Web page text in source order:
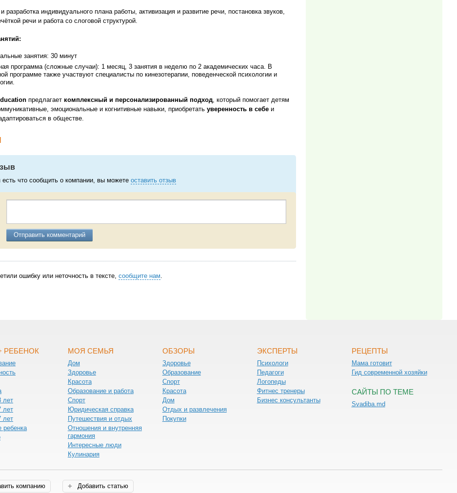
разработка индивидуального плана работы, активизация и развитие речи, постановка звуков,
речи и работа со слоговой структурой.
занятия: 30 минут
программа (сложные случаи): 1 месяц, 3 занятия в неделю по 2 академических часа. В
программе также участвуют специалисты по кинезотерапии, поведенческой психологии и
предлагает комплексный и персонализированный подход, который помогает детям
эмоциональные и когнитивные навыки, приобретать уверенность в себе и
в обществе.
есть что сообщить о компании, вы можете оставить отзыв
Отправить комментарий
ошибку или неточность в тексте, сообщите нам.
РЕБЕНОК
лет
лет
лет
ребенка
МОЯ СЕМЬЯ
Дом
Здоровье
Красота
Образование и работа
Спорт
Юридическая справка
Путешествия и отдых
Отношения и внутренняя
гармония
Интересные люди
Кулинария
ОБЗОРЫ
Здоровье
Образование
Спорт
Красота
Дом
Отдых и развлечения
Покупки
ЭКСПЕРТЫ
Психологи
Педагоги
Логопеды
Фитнес тренеры
Бизнес консультанты
РЕЦЕПТЫ
Мама готовит
Гид современной хозяйки
САЙТЫ ПО ТЕМЕ
Svadiba.md
компанию Добавить статью